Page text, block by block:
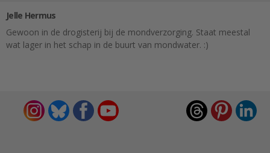
Jelle Hermus
Gewoon in de drogisterij bij de mondverzorging. Staat meestal
wat lager in het schap in de buurt van mondwater. :)